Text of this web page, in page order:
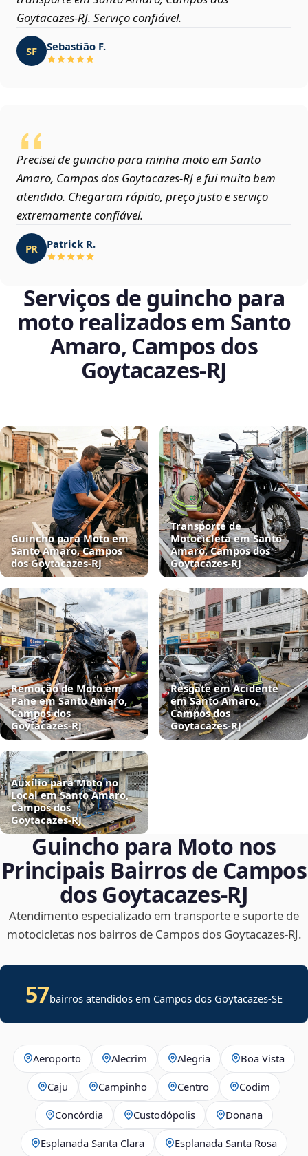
Goytacazes‑RJ. Serviço confiável.
SF Sebastião F.
Precisei de guincho para minha moto em Santo
Amaro, Campos dos Goytacazes‑RJ e fui muito bem
atendido. Chegaram rápido, preço justo e serviço
extremamente confiável.
PR Patrick R.
Serviços de guincho para
moto realizados em Santo
Amaro, Campos dos
Goytacazes‑RJ
Guincho para Moto em
Santo Amaro, Campos
dos Goytacazes‑RJ
Transporte de
Motocicleta em Santo
Amaro, Campos dos
Goytacazes‑RJ
Remoção de Moto em
Pane em Santo Amaro,
Campos dos
Goytacazes‑RJ
Resgate em Acidente
em Santo Amaro,
Campos dos
Goytacazes‑RJ
Auxílio para Moto no
Local em Santo Amaro,
Campos dos
Goytacazes‑RJ
Guincho para Moto nos
Principais Bairros de Campos
dos Goytacazes‑RJ
Atendimento especializado em transporte e suporte de
motocicletas nos bairros de Campos dos Goytacazes‑RJ.
57bairros atendidos em Campos dos Goytacazes-SE
Aeroporto Alecrim Alegria Boa Vista
Caju Campinho Centro Codim
Concórdia Custodópolis Donana
Esplanada Santa Clara Esplanada Santa Rosa